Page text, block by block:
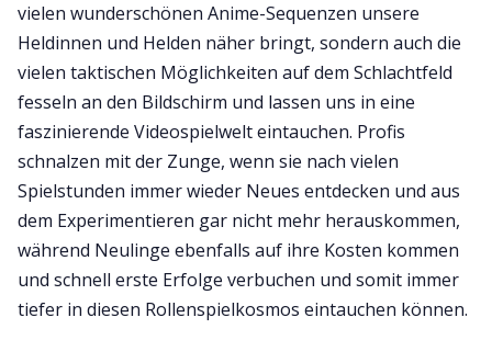
vielen wunderschönen Anime-Sequenzen unsere
Heldinnen und Helden näher bringt, sondern auch die
vielen taktischen Möglichkeiten auf dem Schlachtfeld
fesseln an den Bildschirm und lassen uns in eine
faszinierende Videospielwelt eintauchen. Profis
schnalzen mit der Zunge, wenn sie nach vielen
Spielstunden immer wieder Neues entdecken und aus
dem Experimentieren gar nicht mehr herauskommen,
während Neulinge ebenfalls auf ihre Kosten kommen
und schnell erste Erfolge verbuchen und somit immer
tiefer in diesen Rollenspielkosmos eintauchen können.